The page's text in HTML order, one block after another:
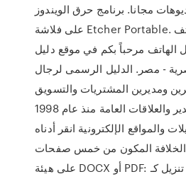
مجانا. برنامج حرق الويندوز
على فلاشة Etcher Portable. تطبيق صيانة هاتف
الهاتف مرحباً بكم في موقع دليل
- مصر. الدليل الرسمى لرجال
ومديرين المشتريات والتسويق
والمبيعات والتصدير والعلاقات العامة منذ عام 1998
والمواقع الإلكترونية انقر أدناه
الخلافة المكون من خمس صفحات
على هيئة DOCX أو PDF: تنزيل كـ DOCX (لملء